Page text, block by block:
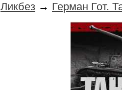
Ликбез → Герман Гот.